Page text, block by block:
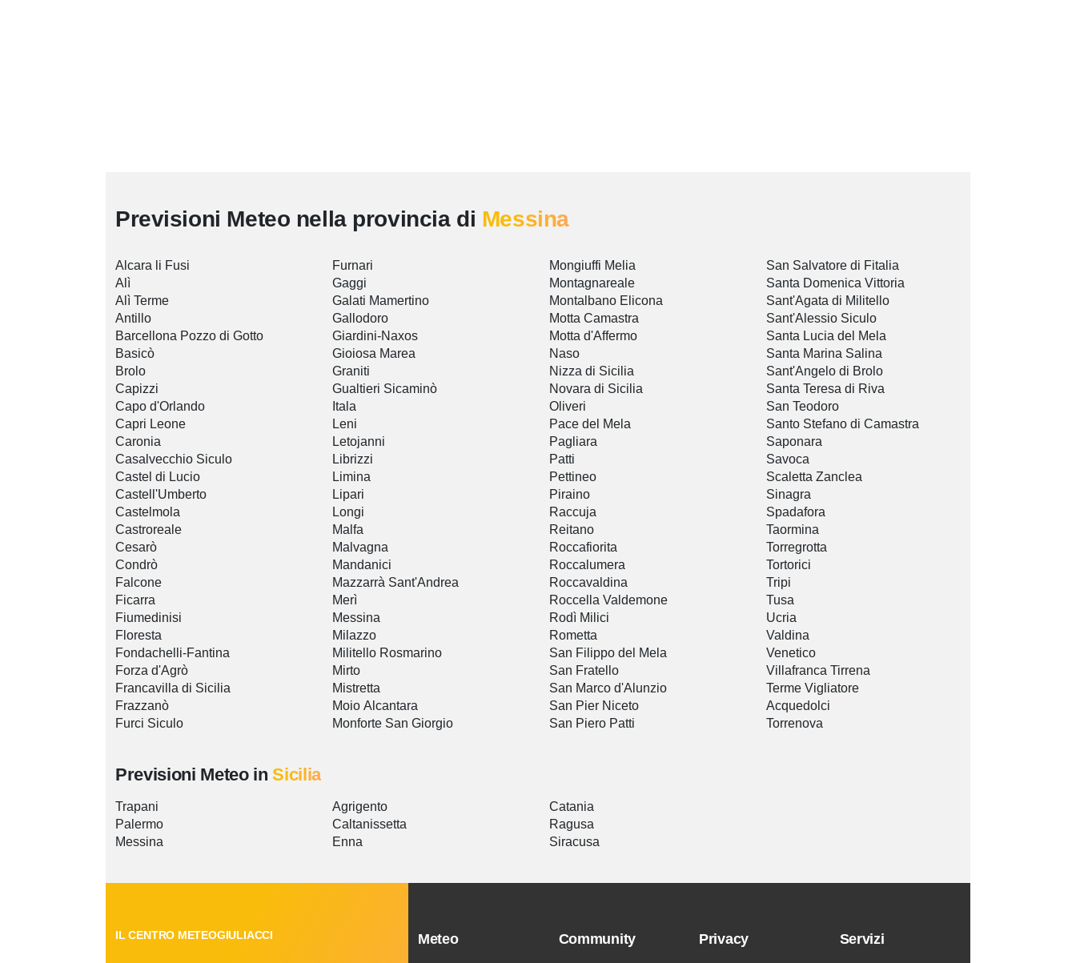
Previsioni Meteo nella provincia di Messina
Alcara li Fusi
Alì
Alì Terme
Antillo
Barcellona Pozzo di Gotto
Basicò
Brolo
Capizzi
Capo d'Orlando
Capri Leone
Caronia
Casalvecchio Siculo
Castel di Lucio
Castell'Umberto
Castelmola
Castroreale
Cesarò
Condrò
Falcone
Ficarra
Fiumedinisi
Floresta
Fondachelli-Fantina
Forza d'Agrò
Francavilla di Sicilia
Frazzanò
Furci Siculo
Furnari
Gaggi
Galati Mamertino
Gallodoro
Giardini-Naxos
Gioiosa Marea
Graniti
Gualtieri Sicaminò
Itala
Leni
Letojanni
Librizzi
Limina
Lipari
Longi
Malfa
Malvagna
Mandanici
Mazzarrà Sant'Andrea
Merì
Messina
Milazzo
Militello Rosmarino
Mirto
Mistretta
Moio Alcantara
Monforte San Giorgio
Mongiuffi Melia
Montagnareale
Montalbano Elicona
Motta Camastra
Motta d'Affermo
Naso
Nizza di Sicilia
Novara di Sicilia
Oliveri
Pace del Mela
Pagliara
Patti
Pettineo
Piraino
Raccuja
Reitano
Roccafiorita
Roccalumera
Roccavaldina
Roccella Valdemone
Rodì Milici
Rometta
San Filippo del Mela
San Fratello
San Marco d'Alunzio
San Pier Niceto
San Piero Patti
San Salvatore di Fitalia
Santa Domenica Vittoria
Sant'Agata di Militello
Sant'Alessio Siculo
Santa Lucia del Mela
Santa Marina Salina
Sant'Angelo di Brolo
Santa Teresa di Riva
San Teodoro
Santo Stefano di Camastra
Saponara
Savoca
Scaletta Zanclea
Sinagra
Spadafora
Taormina
Torregrotta
Tortorici
Tripi
Tusa
Ucria
Valdina
Venetico
Villafranca Tirrena
Terme Vigliatore
Acquedolci
Torrenova
Previsioni Meteo inSicilia
Trapani
Palermo
Messina
Agrigento
Caltanissetta
Enna
Catania
Ragusa
Siracusa
IL CENTRO METEOGIULIACCI Meteo Community Privacy Servizi